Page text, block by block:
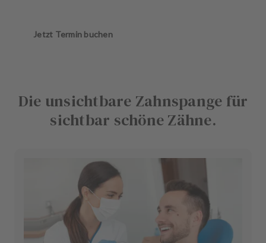
Jetzt Termin buchen
Die unsichtbare Zahnspange für
sichtbar schöne Zähne.